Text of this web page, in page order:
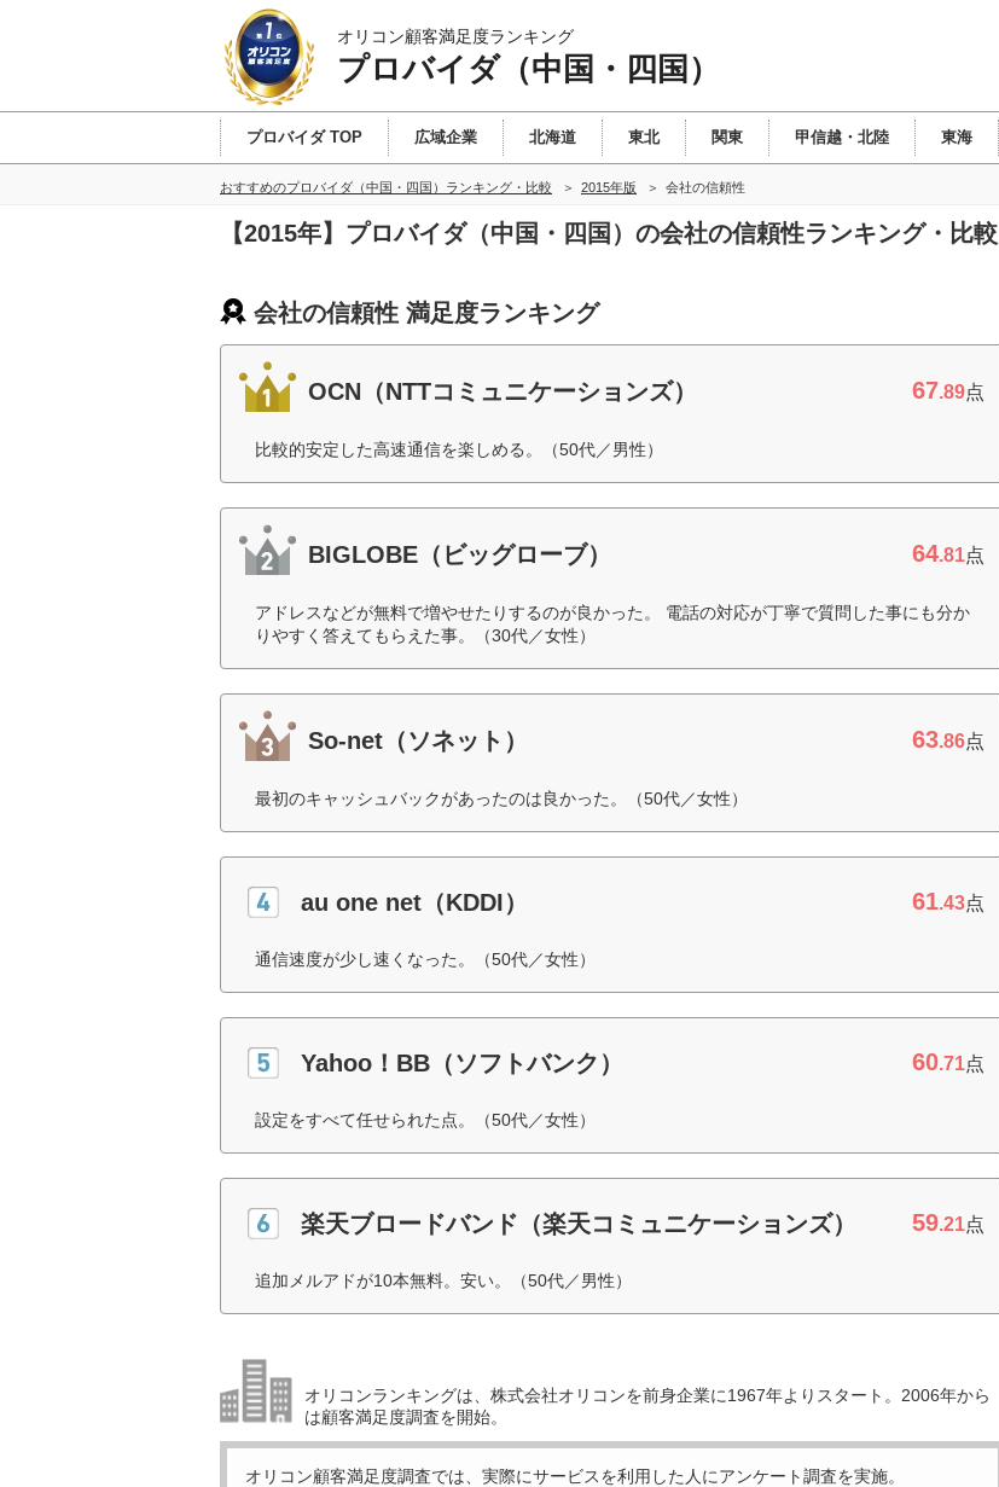
オリコン顧客満足度ランキング
プロバイダ（中国・四国）
プロバイダ TOP 広域企業 北海道 東北 関東 甲信越・北陸 東海
おすすめのプロバイダ（中国・四国）ランキング・比較 2015年版 会社の信頼性
【2015年】プロバイダ（中国・四国）の会社の信頼性ランキング・比較
会社の信頼性 満足度ランキング
OCN（NTTコミュニケーションズ） 67.89点
比較的安定した高速通信を楽しめる。（50代／男性）
BIGLOBE（ビッグローブ） 64.81点
アドレスなどが無料で増やせたりするのが良かった。 電話の対応が丁寧で質問した事にも分か
りやすく答えてもらえた事。（30代／女性）
So-net（ソネット） 63.86点
最初のキャッシュバックがあったのは良かった。（50代／女性）
au one net（KDDI） 61.43点
通信速度が少し速くなった。（50代／女性）
Yahoo！BB（ソフトバンク） 60.71点
設定をすべて任せられた点。（50代／女性）
楽天ブロードバンド（楽天コミュニケーションズ） 59.21点
追加メルアドが10本無料。安い。（50代／男性）
オリコンランキングは、株式会社オリコンを前身企業に1967年よりスタート。2006年から
は顧客満足度調査を開始。
オリコン顧客満足度調査では、実際にサービスを利用した 人にアンケート調査を実施。